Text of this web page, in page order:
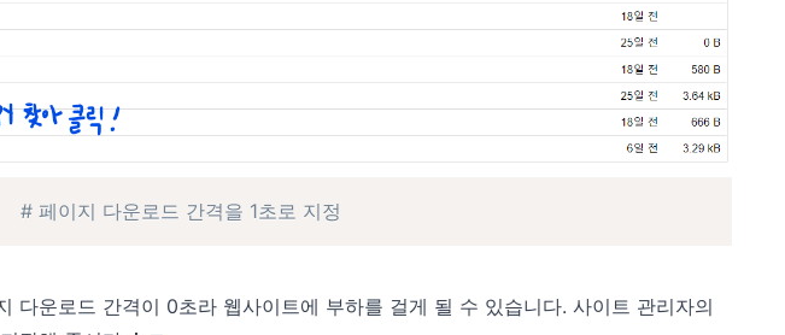
# 페이지 다운로드 간격을 1초로 지정
다운로드 간격이 0초라 웹사이트에 부하를 걸게 될 수 있습니다. 사이트 관리자의